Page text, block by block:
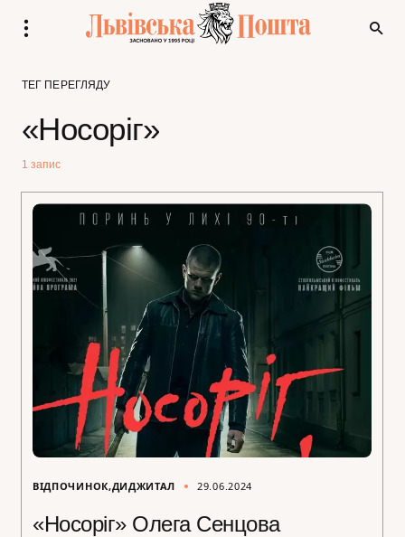
ТЕГ ПЕРЕГЛЯДУ
«Носоріг»
1 запис
ВІДПОЧИНОК ДИДЖИТАЛ 29.06.2024
«Носоріг» Олега Сенцова